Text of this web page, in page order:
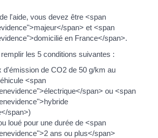
l'aide, vous devez être <span
span> et <span
en France</span>.
les 5 conditions suivantes :
d'émission de CO2 de 50 g/km au
<span
span> ou <span
span>)
loué pour une durée de <span
ans ou plus</span>